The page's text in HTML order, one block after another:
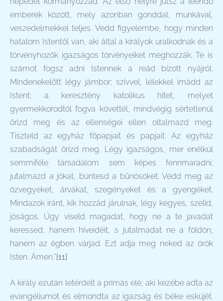
emberek között, mely azonban gonddal, munkával,
veszedelmekkel teljes. Vedd figyelembe, hogy minden
hatalom Istentől van, aki által a királyok uralkodnak és a
törvényhozók igazságos törvényeiket meghozzák. Te is
számot fogsz adni Istennek a reád bízott nyájról.
Mindenekelőtt légy jámbor; szívvel, lélekkel imádd az
Istent; a keresztény katolikus hitet, melyet
gyermekkorodtól fogva követtél, mindvégig sértetlenül
őrizd meg és az ellenségei ellen oltalmazd meg.
Tiszteld az egyház főpapjait és papjait. Az egyház
szabadságát őrizd meg. Légy igazságos, mer enélkül
semmiféle társadalom sem képes fennmaradni;
jutalmazd a jókat, büntesd a bűnösöket. Védd meg az
özvegyeket, árvákat, szegényeket és a gyengéket.
Mindazok iránt, kik hozzád járulnak, légy kegyes, szelíd,
jóságos. Úgy viseld magadat, hogy ne a te javadat
keressed, hanem híveidéit, s jutalmadat ne a földön,
hanem az égben várjad. Ezt adja meg neked az örök
Isten. Ámen.”[11]
A király ezután letérdelt a prímás elé, aki kezébe adta az
evangéliumot és elmondta az igazság és béke esküjét.